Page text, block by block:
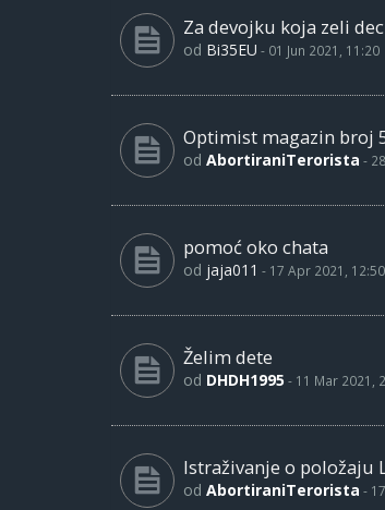
Za devojku koja zeli
od Bi35EU - 01 Jun 2021, 11:20
Optimist magazin broj
od AbortiraniTerorista -
pomoć oko chata
od jaja011 - 17 Apr 2021, 12:50
Želim dete
od DHDH1995 - 11 Mar 2021,
Istraživanje o položaju
od AbortiraniTerorista -